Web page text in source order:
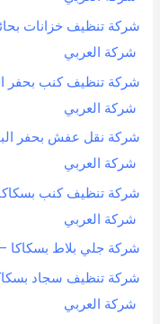
شركة العربي
شركة العربي
شركة العربي
شركة العربي
شركة جلي بلاط بسكاكا – 0551154864 اتصل بنا – شركة
شركة العربي